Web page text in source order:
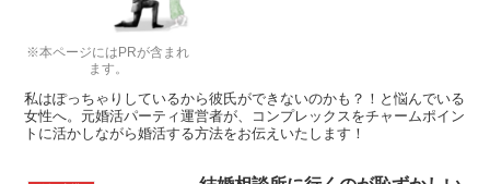
※本ページにはPRが含まれ
ます。
私はぽっちゃりしているから彼氏ができないのかも？！と悩んでいる
女性へ。元婚活パーティ運営者が、コンプレックスをチャームポイン
トに活かしながら婚活する方法をお伝えいたします！